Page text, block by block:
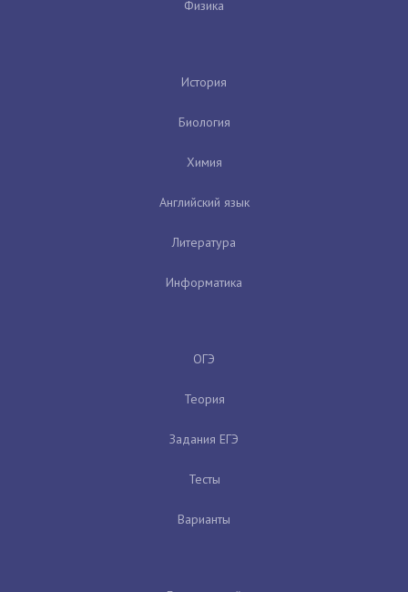
Физика
История
Биология
Химия
Английский язык
Литература
Информатика
ОГЭ
Теория
Задания ЕГЭ
Тесты
Варианты